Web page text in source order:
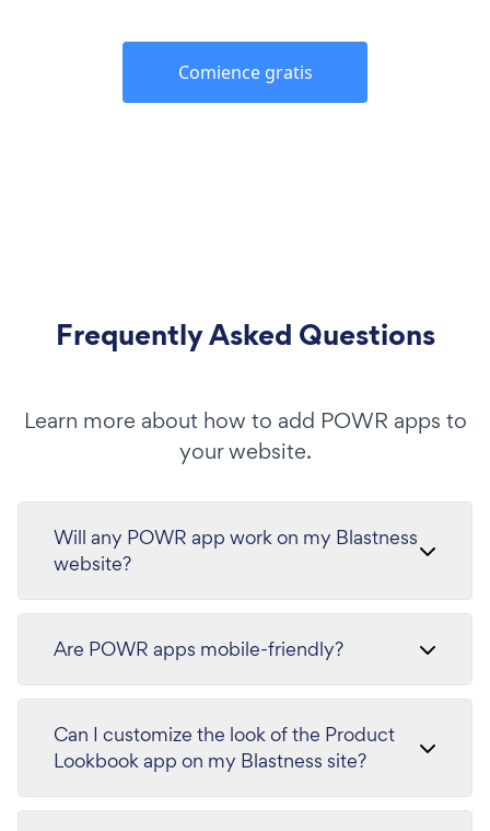
Comience gratis
Frequently Asked Questions
Learn more about how to add POWR apps to
your website.
Will any POWR app work on my Blastness
website?
Are POWR apps mobile-friendly?
Can I customize the look of the Product
Lookbook app on my Blastness site?